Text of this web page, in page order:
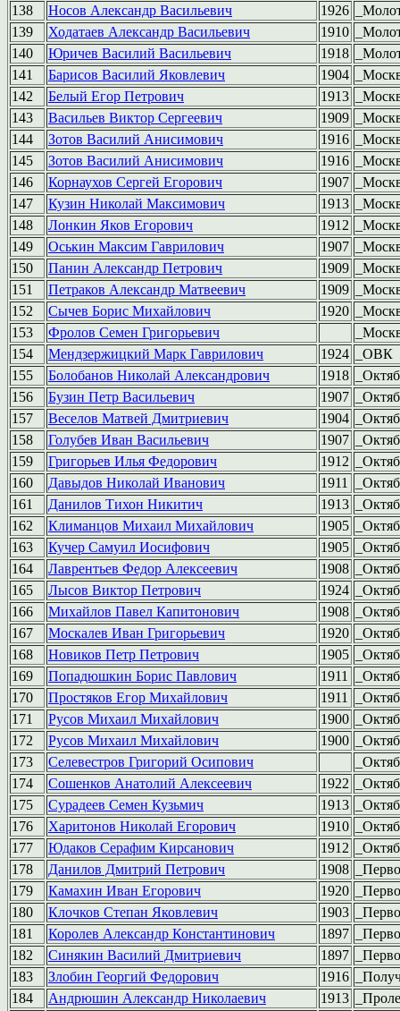
138
Носов Александр Васильевич 1926
139
Ходатаев Александр Васильевич 1910
140
Юричев Василий Васильевич 1918
141
Барисов Василий Яковлевич 1904
142
Белый Егор Петрович 1913
143
Васильев Виктор Сергеевич 1909
144
Зотов Василий Анисимович 1916
145
Зотов Василий Анисимович 1916
146
Корнаухов Сергей Егорович 1907
147
Кузин Николай Максимович 1913
148
Лонкин Яков Егорович 1912
149
Оськин Максим Гаврилович 1907
150
Панин Александр Петрович 1909
151
Петраков Александр Матвеевич 1909
152
Сычев Борис Михайлович 1920
153
Фролов Семен Григорьевич
154
Мендзержицкий Марк Гаврилович 1924
_ОВК
155
Болобанов Николай Александрович 1918
156
Бузин Петр Васильевич 1907
157
Веселов Матвей Дмитриевич 1904
158
Голубев Иван Васильевич 1907
159
Григорьев Илья Федорович 1912
160
Давыдов Николай Иванович 1911
161
Данилов Тихон Никитич 1913
162
Климанцов Михаил Михайлович 1905
163
Кучер Самуил Иосифович 1905
164
Лаврентьев Федор Алексеевич 1908
165
Лысов Виктор Петрович 1924
166
Михайлов Павел Капитонович 1908
167
Москалев Иван Григорьевич 1920
168
Новиков Петр Петрович 1905
169
Попадюшкин Борис Павлович 1911
170
Простяков Егор Михайлович 1911
171
Русов Михаил Михайлович 1900
172
Русов Михаил Михайлович 1900
173
Селевестров Григорий Осипович
174
Сошенков Анатолий Алексеевич 1922
175
Сурадеев Семен Кузьмич 1913
176
Харитонов Николай Егорович 1910
177
Юдаков Серафим Кирсанович 1912
178
Данилов Дмитрий Петрович 1908
179
Камахин Иван Егорович 1920
180
Клочков Степан Яковлевич 1903
181
Королев Александр Константинович 1897
182
Синякин Василий Дмитриевич 1897
183
Злобин Георгий Федорович 1916
184
Андрюшин Александр Николаевич 1913